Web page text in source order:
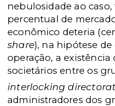
nebulosidade ao
percentual de
econômico deteria
share), na hipótese
operação, a
societários entre os
interlocking
administradores dos